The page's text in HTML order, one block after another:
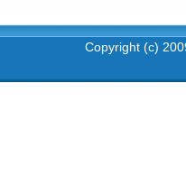
Copyright (c)